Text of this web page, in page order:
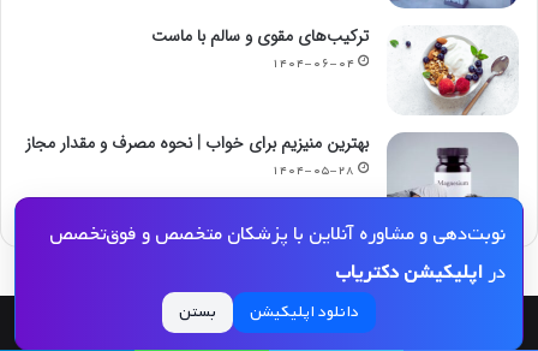
ترکیب‌های مقوی و سالم با ماست
۱۴۰۴-۰۶-۰۴
بهترین منیزیم برای خواب | نحوه مصرف و مقدار مجاز
۱۴۰۴-۰۵-۲۸
نوبت‌دهی و مشاوره آنلاین با پزشکان متخصص و فوق‌تخصص
دراپلیکیشن دکتریاب
دانلود اپلیکیشن بستن
© کپی رایت 2026, کلیه حقوق مادی و معنوی این مجله و کلیه خدمات آن محفوظ و متعلق